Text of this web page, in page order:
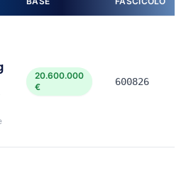
20.600.000
€
600826